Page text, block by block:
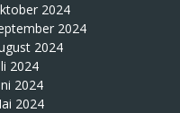
2024
2024
2024
2024
2024
2024